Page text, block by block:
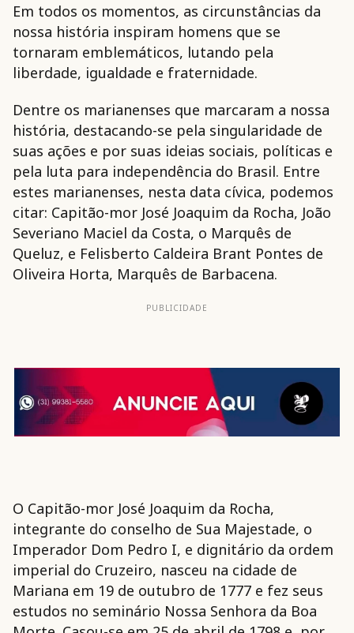
Em todos os momentos, as circunstâncias da
nossa história inspiram homens que se
tornaram emblemáticos, lutando pela
liberdade, igualdade e fraternidade.
Dentre os marianenses que marcaram a nossa
história, destacando-se pela singularidade de
suas ações e por suas ideias sociais, políticas e
pela luta para independência do Brasil. Entre
estes marianenses, nesta data cívica, podemos
citar: Capitão-mor José Joaquim da Rocha, João
Severiano Maciel da Costa, o Marquês de
Queluz, e Felisberto Caldeira Brant Pontes de
Oliveira Horta, Marquês de Barbacena.
PUBLICIDADE
O Capitão-mor José Joaquim da Rocha,
integrante do conselho de Sua Majestade, o
Imperador Dom Pedro I, e dignitário da ordem
imperial do Cruzeiro, nasceu na cidade de
Mariana em 19 de outubro de 1777 e fez seus
estudos no seminário Nossa Senhora da Boa